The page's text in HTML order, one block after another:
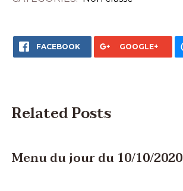
FACEBOOK GOOGLE+
Related Posts
Menu du jour du 10/10/2020